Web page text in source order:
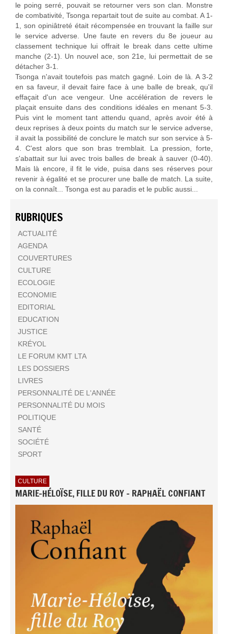
le poing serré, pouvait se retourner vers son clan. Monstre
de combativité, Tsonga repartait tout de suite au combat. A 1-
1, son opiniâtreté était récompensée en trouvant la faille sur
le service adverse. Une faute en revers du 8e joueur au
classement technique lui offrait le break dans cette ultime
manche (2-1). Un nouvel ace, son 21e, lui permettait de se
détacher 3-1.
Tsonga n'avait toutefois pas match gagné. Loin de là. A 3-2
en sa faveur, il devait faire face à une balle de break, qu'il
effaçait d'un ace vengeur. Une accélération de revers le
plaçait ensuite dans des conditions idéales en menant 5-3.
Puis vint le moment tant attendu quand, après avoir été à
deux reprises à deux points du match sur le service adverse,
il avait la possibilité de conclure le match sur son service à 5-
4. C'est alors que son bras tremblait. La pression, forte,
s'abattait sur lui avec trois balles de break à sauver (0-40).
Mais là encore, il fit le vide, puisa dans ses réserves pour
revenir à égalité et se procurer une balle de match. La suite,
on la connaît... Tsonga est au paradis et le public aussi...
RUBRIQUES
ACTUALITÉ
AGENDA
COUVERTURES
CULTURE
ECOLOGIE
ECONOMIE
EDITORIAL
EDUCATION
JUSTICE
KRÉYOL
LE FORUM KMT LTA
LES DOSSIERS
LIVRES
PERSONNALITÉ DE L'ANNÉE
PERSONNALITÉ DU MOIS
POLITIQUE
SANTÉ
SOCIÉTÉ
SPORT
CULTURE
MARIE-HÉLOÏSE, FILLE DU ROY - RAPHAËL CONFIANT